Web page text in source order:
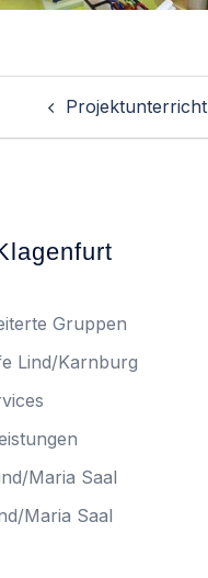
Projektunterricht
Gruppen
Lind/Karnburg
Maria Saal
Maria Saal